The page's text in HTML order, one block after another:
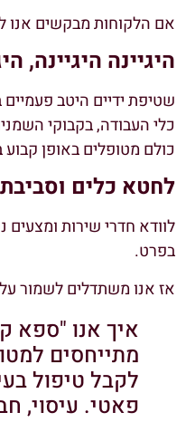
אם הלקוחות מבקשים אנו
היגיינה היגיינה,
שטיפת ידיים היטב פעמיים
כלי העבודה, בקבוקי
כולם מטופלים באופן קבוע
לחטא כלים
לוודא חדרי שירות ומצעים
בפרט.
אז אנו משתדלים לשמור
איך אנו "ספא
מתייחסים
לקבל טיפול
פאטי. עיסוי,